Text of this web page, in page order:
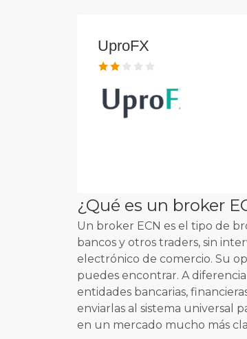
UproFX
¿Qué es un broker
Un broker ECN es el tipo de
bancos y otros traders, sin
electrónico de comercio. Su
puedes encontrar. A
entidades bancarias,
enviarlas al sistema universal
en un mercado mucho más